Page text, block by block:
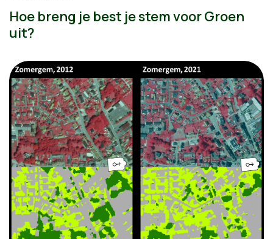
Hoe breng je best je stem voor Groen
uit?